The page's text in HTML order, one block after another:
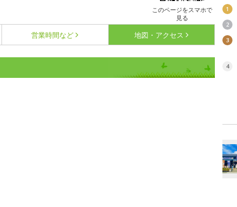
このページをスマホで
見る
営業時間など 地図・アクセス
1
2
3
4